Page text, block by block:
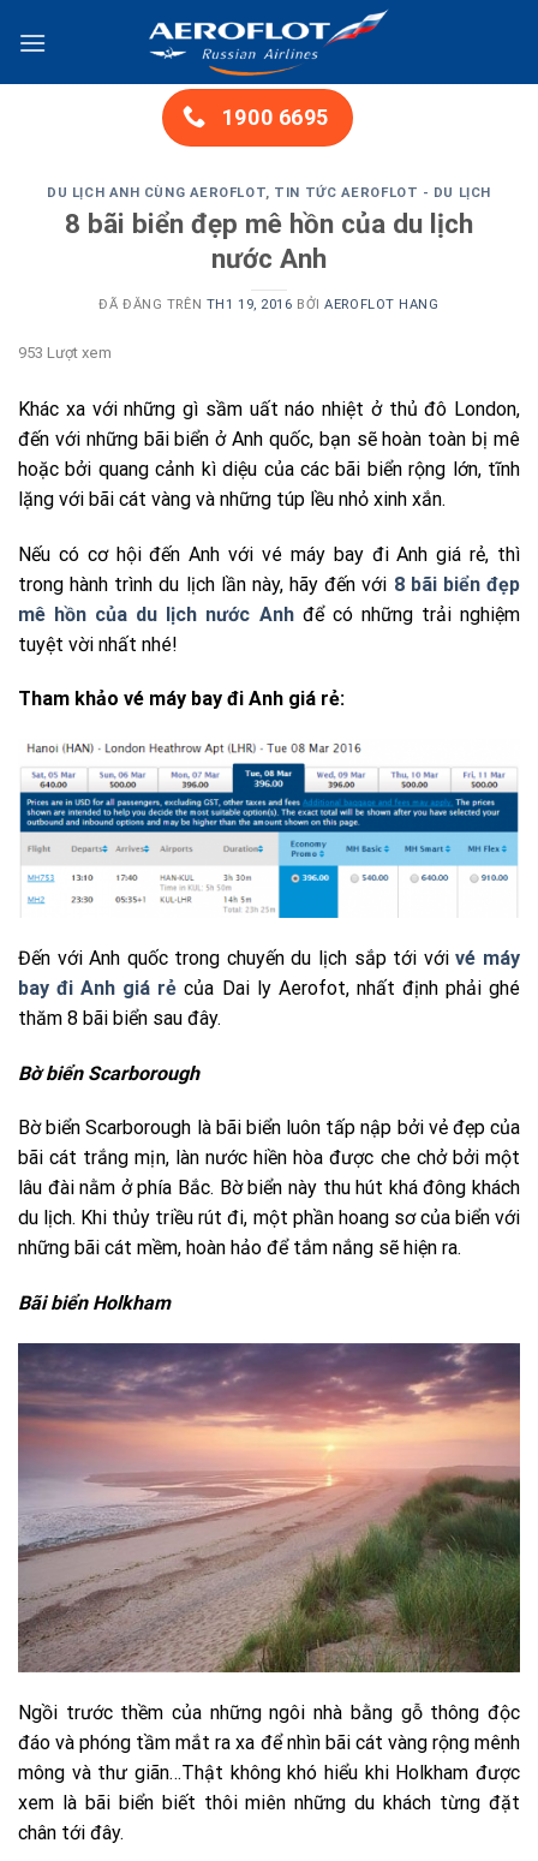
đến
1900 6695
DU LỊCH ANH CÙNG AEROFLOT, TIN TỨC AEROFLOT - DU LỊCH
8 bãi biển đẹp mê hồn của du lịch
nước Anh
ĐÃ ĐĂNG TRÊN TH1 19, 2016 BỞIAEROFLOT HANG
953 Lượt xem
Khác xa với những gì sầm uất náo nhiệt ở thủ đô London,
đến với những bãi biển ở Anh quốc, bạn sẽ hoàn toàn bị mê
hoặc bởi quang cảnh kì diệu của các bãi biển rộng lớn, tĩnh
lặng với bãi cát vàng và những túp lều nhỏ xinh xắn.
Nếu có cơ hội đến Anh với vé máy bay đi Anh giá rẻ, thì
trong hành trình du lịch lần này, hãy đến với 8 bãi biển đẹp
mê hồn của du lịch nước Anhđể có những trải nghiệm
tuyệt vời nhất nhé!
Tham khảo vé máy bay đi Anh giá rẻ:
Đến với Anh quốc trong chuyến du lịch sắp tới vớivé máy
bay đi Anh giá rẻ của Dai ly Aerofot, nhất định phải ghé
thăm 8 bãi biển sau đây.
Bờ biển Scarborough
Bờ biển Scarborough là bãi biển luôn tấp nập bởi vẻ đẹp của
bãi cát trắng mịn, làn nước hiền hòa được che chở bởi một
lâu đài nằm ở phía Bắc. Bờ biển này thu hút khá đông khách
du lịch. Khi thủy triều rút đi, một phần hoang sơ của biển với
những bãi cát mềm, hoàn hảo để tắm nắng sẽ hiện ra.
Bãi biển Holkham
Ngồi trước thềm của những ngôi nhà bằng gỗ thông độc
đáo và phóng tầm mắt ra xa để nhìn bãi cát vàng rộng mênh
mông và thư giãn…Thật không khó hiểu khi Holkham được
xem là bãi biển biết thôi miên những du khách từng đặt
chân tới đây.